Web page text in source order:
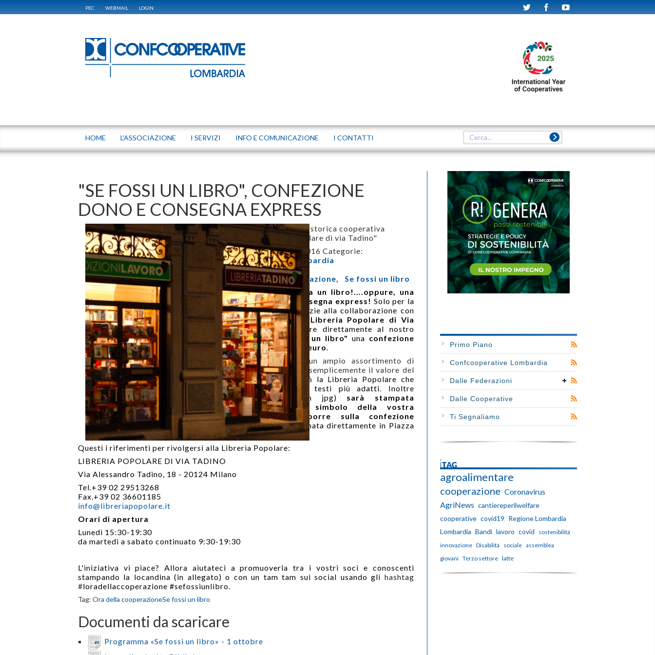
PEC WEBMAIL LOGIN
HOME L'ASSOCIAZIONE I SERVIZI INFO E COMUNICAZIONE I CONTATTI
"SE FOSSI UN LIBRO", CONFEZIONE
DONO E CONSEGNA EXPRESS
In collaborazione con la storica cooperativa
milanese "Libreria Popolare di via Tadino"
venerdì 30 settembre 2016 Categorie:
Confcooperative Lombardia
Tags:Ora della cooperazione,Se fossi un libro
Scendi in piazza porta un libro!....oppure, una
scatola intera con consegna express! Solo per la
giornata di domani, grazie alla collaborazione con
la storica cooperativa
Libreria Popolare di Via
Tadinopuoi far spedire direttamente al nostro
bibliobus di"Se fossi un libro" una confezione
dono da 50, 100 o 300 euro.
Potrete scegliere tra un ampio assortimento di
volumi oppure indicare semplicemente il valore del
pacco, al resto penserà la Libreria Popolare che
selezionerà per voi i testi più adatti. Inoltre
inviando il logo
in jpg) sarà stampata
un'etichetta con il simbolo della vostra
cooperativa da apporre sulla confezione
dono che verrà consegnata direttamente in Piazza
Duca D’Aosta.
Questi i riferimenti per rivolgersi alla Libreria Popolare:
LIBRERIA POPOLARE DI VIA TADINO
Via Alessandro Tadino, 18 - 20124 Milano
Tel.+39 02 29513268
Fax.+39 02 36601185
info@libreriapopolare.it
Orari di apertura
Lunedì 15:30-19:30
da martedì a sabato continuato 9:30-19:30
L'iniziativa vi piace? Allora aiutateci a promuoverla tra i vostri soci e conoscenti
stampando la locandina (in allegato) o con un tam tam sui social usando gli hashtag
#loradellaccoperazione #sefossiunlibro.
Tag: Ora della cooperazioneSe fossi un libro
Documenti da scaricare
Programma «Se fossi un libro» - 1 ottobre
Primo Piano
Confcooperative Lombardia
Dalle Federazioni
Dalle Cooperative
Ti Segnaliamo
iTAG
agroalimentare
cooperazione Coronavirus
AgriNews cantiereperilwelfare
cooperative covid19 Regione Lombardia
Lombardia Bandi lavoro covid
sostenibilità
innovazione Disabilità sociale assemblea
giovani Terzo settore latte